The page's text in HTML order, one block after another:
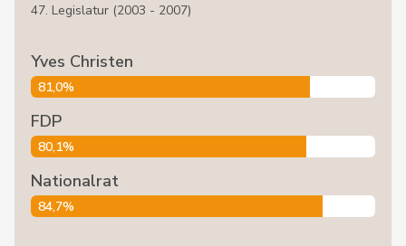
47. Legislatur (2003 - 2007)
Yves Christen
81,0%
FDP
80,1%
Nationalrat
84,7%